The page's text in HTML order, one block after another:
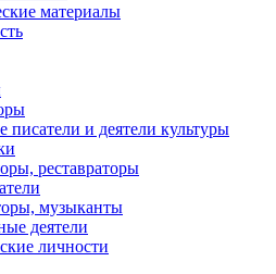
материалы
писатели и деятели культуры
реставраторы
музыканты
деятели
личности